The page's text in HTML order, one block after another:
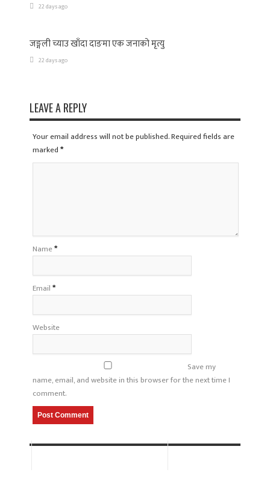
22 days ago
जङ्गली च्याउ खाँदा दाङमा एक जनाको मृत्यु
22 days ago
LEAVE A REPLY
Your email address will not be published. Required fields are
marked*
Name*
Email*
Website
Save my
name, email, and website in this browser for the next time I
comment.